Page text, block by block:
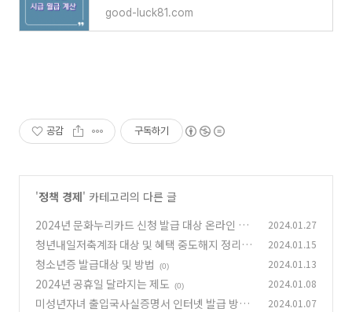
good-luck81.com
공감 구독하기
'정책 경제' 카테고리의 다른 글
2024년 문화누리카드 신청 발급 대상 온라인 사
용처
(1)
2024.01.27
청년내일저축계좌 대상 및 혜택 중도해지 정리
(0)
2024.01.15
청소년증 발급대상 및 방법 (0) 2024.01.13
2024년 공휴일 달라지는 제도 (0) 2024.01.08
미성년자녀 출입국사실증명서 인터넷 발급 방법 2024.01.07